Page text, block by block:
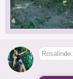
Rosalinde: